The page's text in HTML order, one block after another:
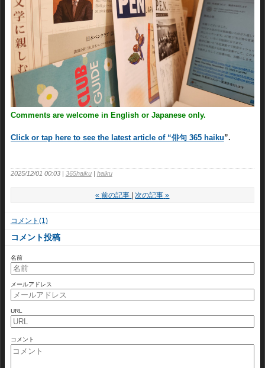
Comments are welcome in English or Japanese only.
Click or tap here to see the latest article of “俳句 365 haiku”.
2025/12/01 00:03 365haiku haiku
« 前の記事 次の記事 »
コメント(1)
コメント投稿
名前
メールアドレス
URL
コメント